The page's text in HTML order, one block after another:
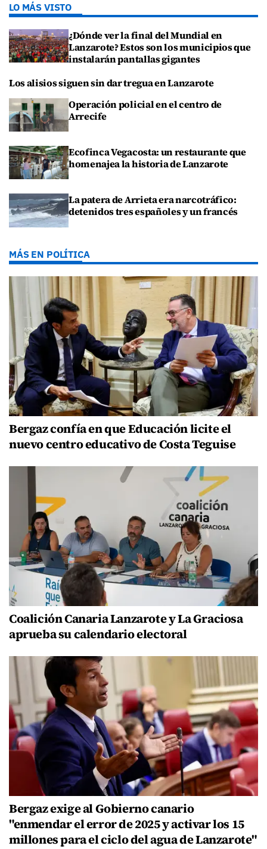
LO MÁS VISTO
¿Dónde ver la final del Mundial en
Lanzarote? Estos son los municipios que
instalarán pantallas gigantes
Los alisios siguen sin dar tregua en Lanzarote
Operación policial en el centro de
Arrecife
Ecofinca Vegacosta: un restaurante que
homenajea la historia de Lanzarote
La patera de Arrieta era narcotráfico:
detenidos tres españoles y un francés
MÁS EN POLÍTICA
Bergaz confía en que Educación licite el
nuevo centro educativo de Costa Teguise
Coalición Canaria Lanzarote y La Graciosa
aprueba su calendario electoral
Bergaz exige al Gobierno canario
"enmendar el error de 2025 y activar los 15
millones para el ciclo del agua de Lanzarote"